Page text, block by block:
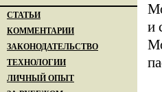
СТАТЬИ
КОММЕНТАРИИ
ЗАКОНОДАТЕЛЬСТВО
ТЕХНОЛОГИИ
ЛИЧНЫЙ ОПЫТ
и